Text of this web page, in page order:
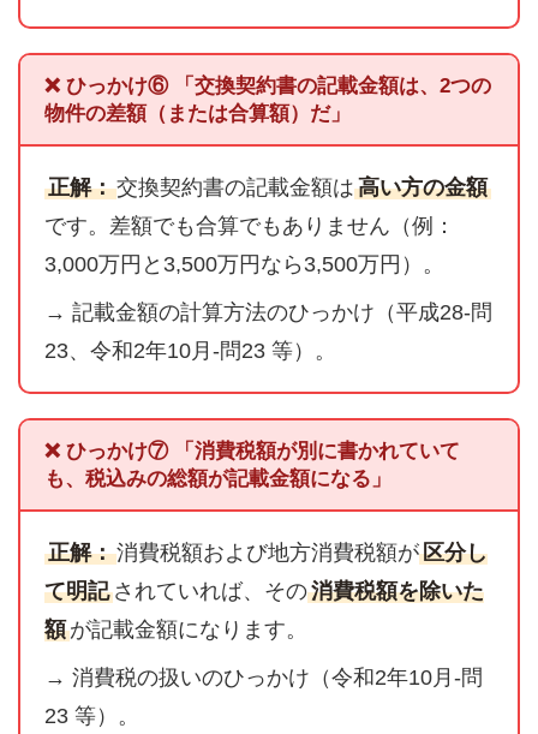
❌ ひっかけ⑥ 「交換契約書の記載金額は、2つの
物件の差額（または合算額）だ」
正解：交換契約書の記載金額は 高い方の金額
です。差額でも合算でもありません（例：
3,000万円と3,500万円なら3,500万円）。
→ 記載金額の計算方法のひっかけ（平成28-問
23、令和2年10月-問23 等）。
❌ ひっかけ⑦ 「消費税額が別に書かれていて
も、税込みの総額が記載金額になる」
正解：消費税額および地方消費税額が区分し
て明記 されていれば、その消費税額を除いた
額 が記載金額になります。
→ 消費税の扱いのひっかけ（令和2年10月-問
23 等）。